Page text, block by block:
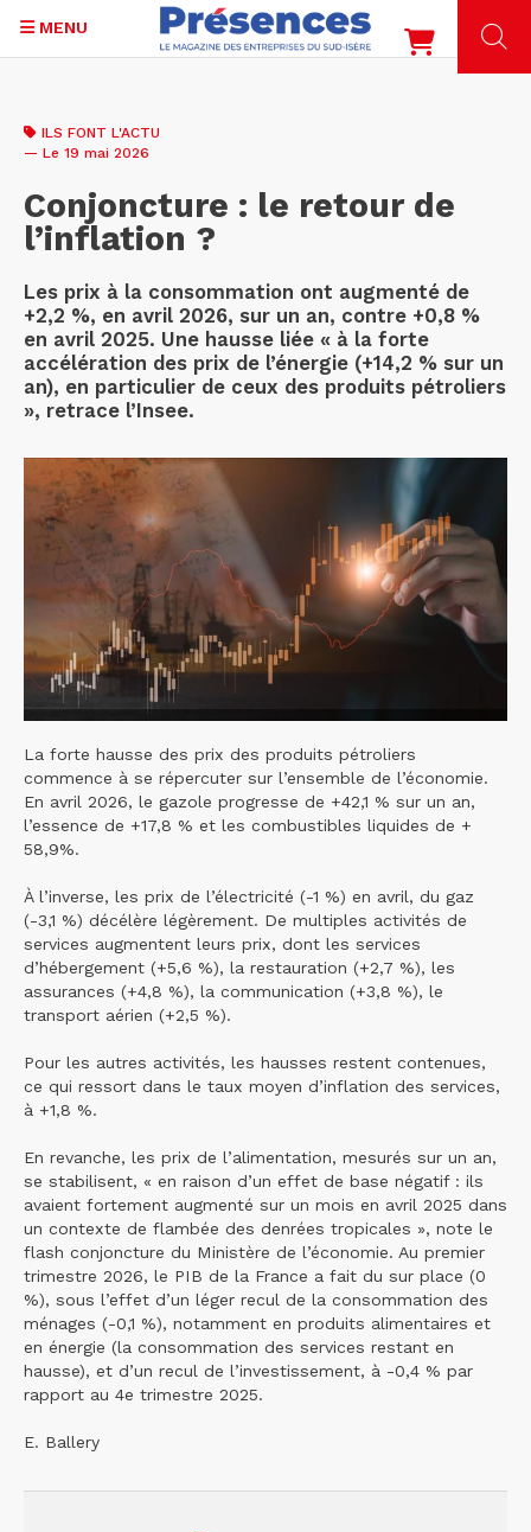
contenu
MENU
ILS FONT L'ACTU
— Le 19 mai 2026
Conjoncture : le retour de
l’inflation ?
Les prix à la consommation ont augmenté de
+2,2 %, en avril 2026, sur un an, contre +0,8 %
en avril 2025. Une hausse liée « à la forte
accélération des prix de l’énergie (+14,2 % sur un
an), en particulier de ceux des produits pétroliers
», retrace l’Insee.
La forte hausse des prix des produits pétroliers
commence à se répercuter sur l’ensemble de l’économie.
En avril 2026, le gazole progresse de +42,1 % sur un an,
l’essence de +17,8 % et les combustibles liquides de +
58,9%.
À l’inverse, les prix de l’électricité (-1 %) en avril, du gaz
(-3,1 %) décélère légèrement. De multiples activités de
services augmentent leurs prix, dont les services
d’hébergement (+5,6 %), la restauration (+2,7 %), les
assurances (+4,8 %), la communication (+3,8 %), le
transport aérien (+2,5 %).
Pour les autres activités, les hausses restent contenues,
ce qui ressort dans le taux moyen d’inflation des services,
à +1,8 %.
En revanche, les prix de l’alimentation, mesurés sur un an,
se stabilisent, « en raison d’un effet de base négatif : ils
avaient fortement augmenté sur un mois en avril 2025 dans
un contexte de flambée des denrées tropicales », note le
flash conjoncture du Ministère de l’économie. Au premier
trimestre 2026, le PIB de la France a fait du sur place (0
%), sous l’effet d’un léger recul de la consommation des
ménages (-0,1 %), notamment en produits alimentaires et
en énergie (la consommation des services restant en
hausse), et d’un recul de l’investissement, à -0,4 % par
rapport au 4e trimestre 2025.
E. Ballery